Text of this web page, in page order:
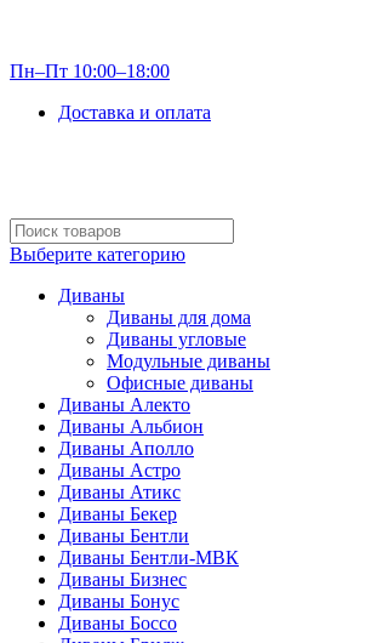
Пн–Пт 10:00–18:00
Доставка и оплата
Выберите категорию
Диваны
Диваны для дома
Диваны угловые
Модульные диваны
Офисные диваны
Диваны Алекто
Диваны Альбион
Диваны Аполло
Диваны Астро
Диваны Атикс
Диваны Бекер
Диваны Бентли
Диваны Бентли-МВК
Диваны Бизнес
Диваны Бонус
Диваны Боссо